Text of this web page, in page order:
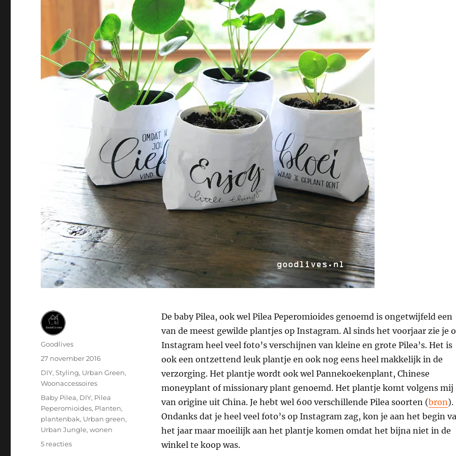
De baby Pilea, ook wel Pilea Peperomioides genoemd is ongetwijfeld een
van de meest gewilde plantjes op Instagram. Al sinds het voorjaar zie je
Instagram heel veel foto’s verschijnen van kleine en grote Pilea’s. Het is
ook een ontzettend leuk plantje en ook nog eens heel makkelijk in de
verzorging. Het plantje wordt ook wel Pannekoekenplant, Chinese
moneyplant of missionary plant genoemd. Het plantje komt volgens mij
van origine uit China. Je hebt wel 600 verschillende Pilea soorten (bron).
Ondanks dat je heel veel foto’s op Instagram zag, kon je aan het begin
het jaar maar moeilijk aan het plantje komen omdat het bijna niet in de
winkel te koop was.
Auteur
Goodlives
Geplaatst
27 november 2016
Categorieën
DIY,Styling, Urban Green,
Woonaccessoires
Tags
Baby Pilea, DIY, Pilea
Peperomioides, Planten,
plantenbak, Urban green,
Urban Jungle,wonen
5 reactiesop